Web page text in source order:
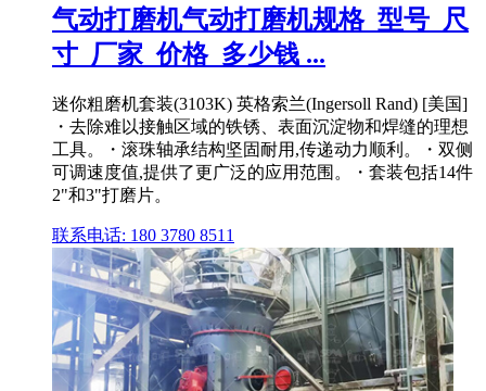
气动打磨机气动打磨机规格_型号_尺
寸_厂家_价格_多少钱 ...
迷你粗磨机套装(3103K) 英格索兰(Ingersoll Rand) [美国]
・去除难以接触区域的铁锈、表面沉淀物和焊缝的理想
工具。・滚珠轴承结构坚固耐用,传递动力顺利。・双侧
可调速度值,提供了更广泛的应用范围。・套装包括14件
2"和3"打磨片。
联系电话: 180 3780 8511